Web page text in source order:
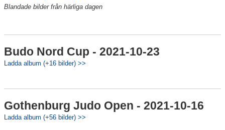
Blandade bilder från härliga dagen
Budo Nord Cup - 2021-10-23
Ladda album (+16 bilder) >>
Gothenburg Judo Open - 2021-10-16
Ladda album (+56 bilder) >>